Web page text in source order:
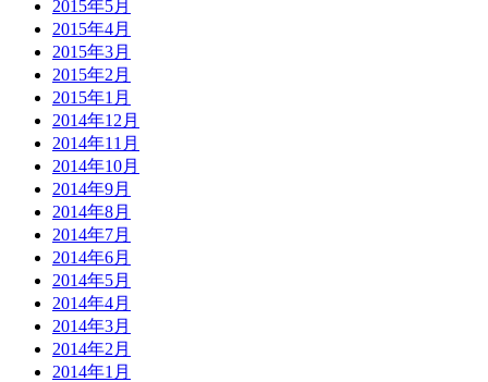
2015年5月
2015年4月
2015年3月
2015年2月
2015年1月
2014年12月
2014年11月
2014年10月
2014年9月
2014年8月
2014年7月
2014年6月
2014年5月
2014年4月
2014年3月
2014年2月
2014年1月